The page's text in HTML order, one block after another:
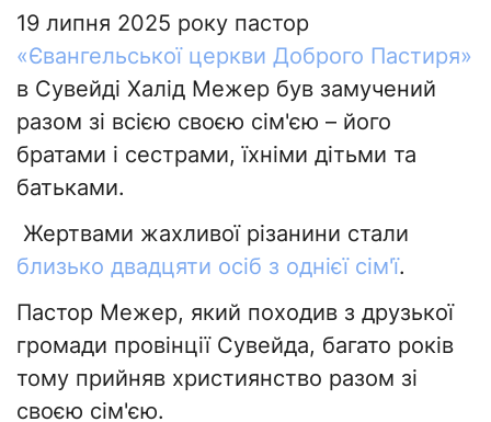
19 липня 2025 року пастор
«Євангельської церкви Доброго Пастиря»
в Сувейді Халід Межер був замучений
разом зі всією своєю сім'єю – його
братами і сестрами, їхніми дітьми та
батьками.
Жертвами жахливої різанини стали
близько двадцяти осіб з однієї сім'ї.
Пастор Межер, який походив з друзької
громади провінції Сувейда, багато років
тому прийняв християнство разом зі
своєю сім'єю.